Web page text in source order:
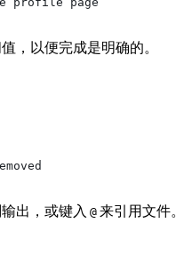
，以便完成是明确的。
出，或键入 @ 来引用文件